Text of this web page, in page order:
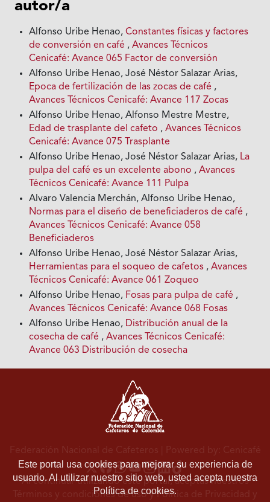
autor/a
Alfonso Uribe Henao,Constantes físicas y factores
de conversión en café ,Avances Técnicos
Cenicafé: Avance 065 Factor de conversión
Alfonso Uribe Henao, José Néstor Salazar Arias,
Epoca de fertilización de las zocas de café ,
Avances Técnicos Cenicafé: Avance 117 Zocas
Alfonso Uribe Henao, Alfonso Mestre Mestre,
Edad de trasplante del cafeto ,Avances Técnicos
Cenicafé: Avance 075 Trasplante
Alfonso Uribe Henao, José Néstor Salazar Arias, La
pulpa del café es un excelente abono ,Avances
Técnicos Cenicafé: Avance 111 Pulpa
Alvaro Valencia Merchán, Alfonso Uribe Henao,
Normas para el diseño de beneficiaderos de café ,
Avances Técnicos Cenicafé: Avance 058
Beneficiaderos
Alfonso Uribe Henao, José Néstor Salazar Arias,
Herramientas para el soqueo de cafetos ,Avances
Técnicos Cenicafé: Avance 061 Zoqueo
Alfonso Uribe Henao, Fosas para pulpa de café ,
Avances Técnicos Cenicafé: Avance 068 Fosas
Alfonso Uribe Henao, Distribución anual de la
cosecha de café ,Avances Técnicos Cenicafé:
Avance 063 Distribución de cosecha
Este portal usa cookies para mejorar su experiencia de
usuario. Al utilizar nuestro sitio web, usted acepta nuestra
Política de cookies.
Federación Nacional de Cafeteros | Powered by: Cenicafé
Al continuar utilizando este portal, aceptas nuestros
Términos y condiciones de usoyPolítica de Privacidad y